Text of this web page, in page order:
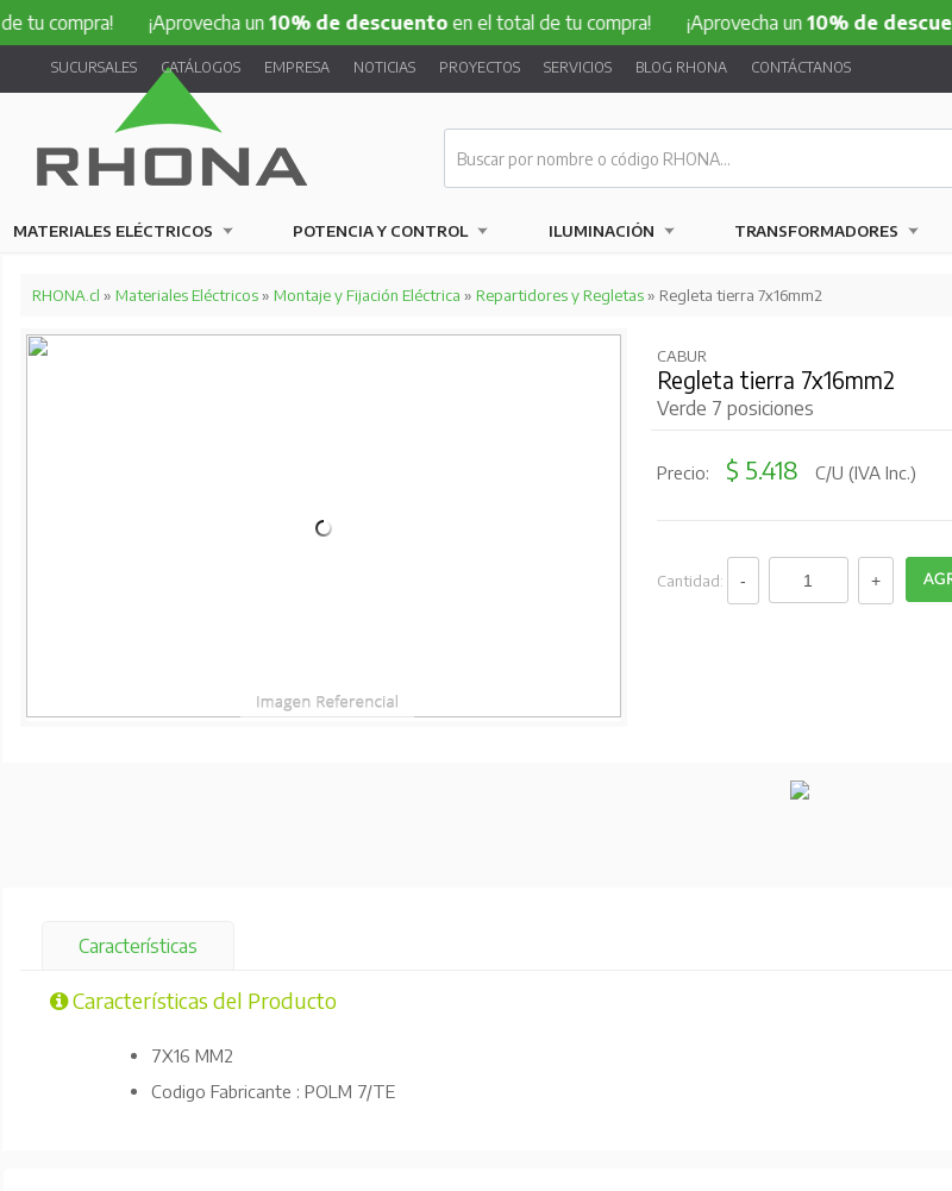
¡Aprovecha un10% de descuentoen el total de tu compra! ¡Aprovecha un10% de descuentoen el
SUCURSALES CATÁLOGOS EMPRESA NOTICIAS PROYECTOS SERVICIOS BLOG RHONA CONTÁCTANOS
MATERIALES ELÉCTRICOS POTENCIA Y CONTROL ILUMINACIÓN TRANSFORMADORES
RHONA.cl » Materiales Eléctricos» Montaje y Fijación Eléctrica » Repartidores y Regletas» Regleta tierra 7x16mm2
CABUR
Regleta tierra 7x16mm2
Verde 7 posiciones
Precio: $ 5.418 C/U (IVA Inc.)
Cantidad:
Características
Características del Producto
7X16 MM2
Codigo Fabricante : POLM 7/TE